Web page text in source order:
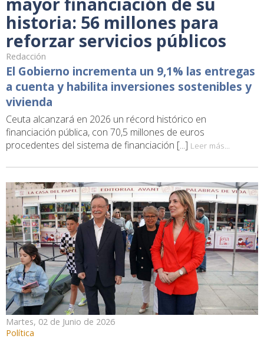
historia: 56 millones para
reforzar servicios públicos
Redacción
El Gobierno incrementa un 9,1% las entregas
a cuenta y habilita inversiones sostenibles y
vivienda
Ceuta alcanzará en 2026 un récord histórico en
financiación pública, con 70,5 millones de euros
procedentes del sistema de financiación [...] Leer más...
Martes, 02 de Junio de 2026
Política